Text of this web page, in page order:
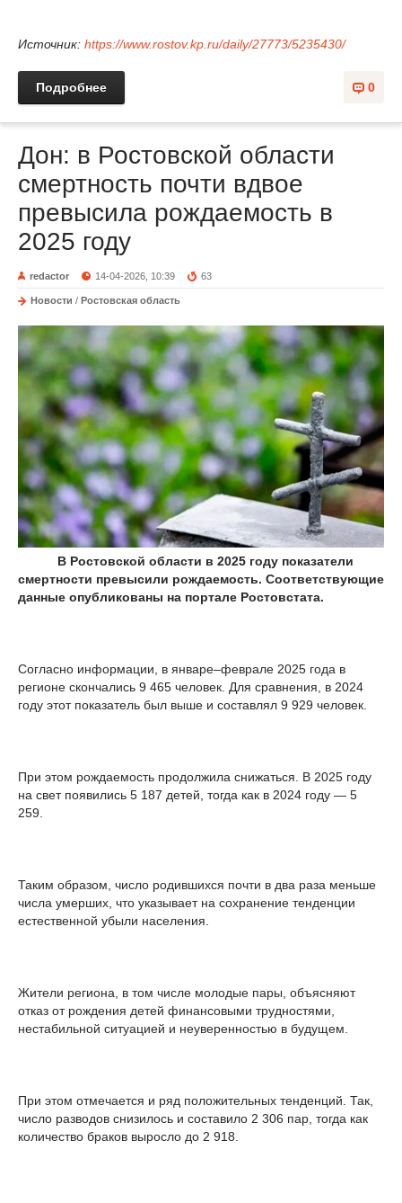
Источник: https://www.rostov.kp.ru/daily/27773/5235430/
0
Подробнее
Дон: в Ростовской области
смертность почти вдвое
превысила рождаемость в
2025 году
redactor 14-04-2026, 10:39 63
Новости / Ростовская область
В Ростовской области в 2025 году показатели
смертности превысили рождаемость. Соответствующие
данные опубликованы на портале Ростовстата.
Согласно информации, в январе–феврале 2025 года в
регионе скончались 9 465 человек. Для сравнения, в 2024
году этот показатель был выше и составлял 9 929 человек.
При этом рождаемость продолжила снижаться. В 2025 году
на свет появились 5 187 детей, тогда как в 2024 году — 5
259.
Таким образом, число родившихся почти в два раза меньше
числа умерших, что указывает на сохранение тенденции
естественной убыли населения.
Жители региона, в том числе молодые пары, объясняют
отказ от рождения детей финансовыми трудностями,
нестабильной ситуацией и неуверенностью в будущем.
При этом отмечается и ряд положительных тенденций. Так,
число разводов снизилось и составило 2 306 пар, тогда как
количество браков выросло до 2 918.